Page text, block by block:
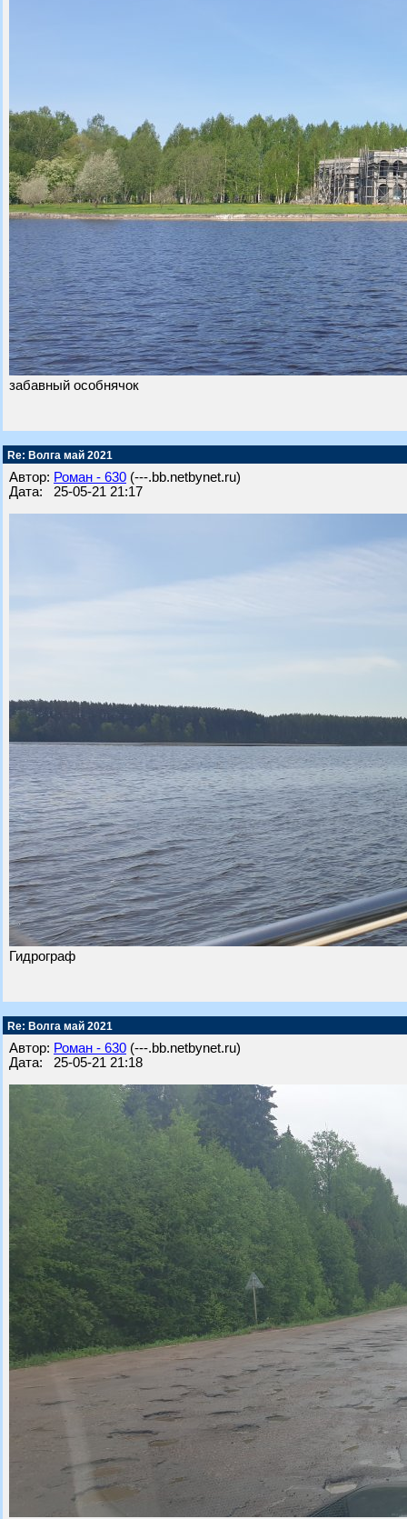
забавный особнячок
Re: Волга май 2021
Автор: Роман - 630 (---.bb.netbynet.ru)
Дата: 25-05-21 21:17
Гидрограф
Re: Волга май 2021
Автор: Роман - 630 (---.bb.netbynet.ru)
Дата: 25-05-21 21:18